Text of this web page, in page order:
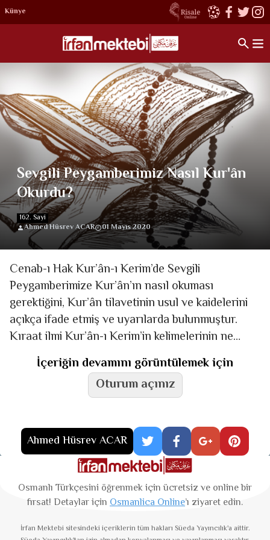
Künye
Sevgili Peygamberimiz Nasıl Kur'ân
Okurdu?
162. Sayi
Ahmed Hüsrev ACAR
01 Mayıs 2020
Cenab-ı Hak Kur’ân-ı Kerim’de Sevgili
Peygamberimize Kur’ân’ın nasıl okuması
gerektiğini, Kur’ân tilavetinin usul ve kaidelerini
açıkça ifade etmiş ve uyarılarda bulunmuştur.
Kıraat ilmi Kur’ân-ı Kerim’in kelimelerinin ne
şekilde okunacağını ve okunuş farklılıklarını tarif
eden ilimdir.1
İçeriğin devamını görüntülemek için
Oturum açınız
Ahmed Hüsrev ACAR
Osmanlı Türkçesini öğrenmek için ücretsiz ve online bir
fırsat! Detaylar için Osmanlica Online’ı ziyaret edin.
İrfan Mektebi sitesindeki içeriklerin tüm hakları Süeda Yayıncılık'a aittir.